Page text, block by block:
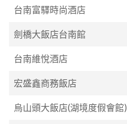
台南富驛時尚酒店
劍橋大飯店台南館
台南維悅酒店
宏盛鑫商務飯店
烏山頭大飯店(湖境度假會館)